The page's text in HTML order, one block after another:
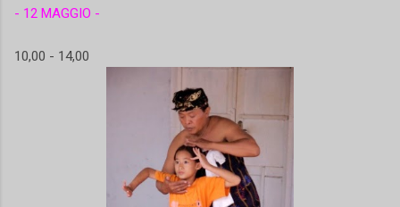
- 12 MAGGIO -
10,00 - 14,00